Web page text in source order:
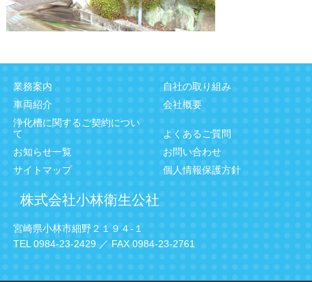
業務案内
自社の取り組み
車両紹介
会社概要
浄化槽に関するご契約につい
て
よくあるご質問
お知らせ一覧
お問い合わせ
サイトマップ
個人情報保護方針
株式会社小林衛生公社
宮崎県小林市細野２１９４-１
TEL 0984-23-2429 ／ FAX 0984-23-2761